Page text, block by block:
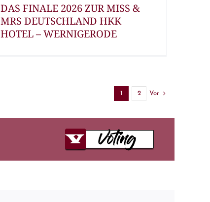
DAS FINALE 2026 ZUR MISS &
MRS DEUTSCHLAND HKK
HOTEL – WERNIGERODE
1 2 Vor